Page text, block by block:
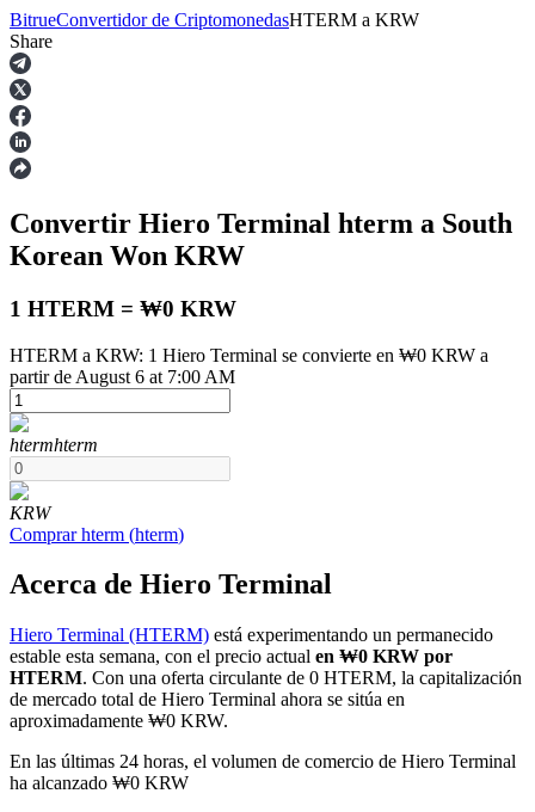
Futuros
Futuros del USDT
Futuros COIN-M
Futuros de criptomonedas
TradFi
BitrueConvertidor de CriptomonedasHTERM a KRW
Share
Convertir Hiero Terminal hterm a South
Korean Won KRW
1 HTERM = ₩0 KRW
HTERM a KRW: 1 Hiero Terminal se convierte en ₩0 KRW a
partir de August 6 at 7:00 AM
htermhterm
KRW
Comprar hterm (hterm)
Acerca de Hiero Terminal
Hiero Terminal (HTERM) está experimentando un permanecido
estable esta semana, con el precio actual en ₩0 KRW por
HTERM. Con una oferta circulante de 0 HTERM, la capitalización
de mercado total de Hiero Terminal ahora se sitúa en
aproximadamente ₩0 KRW.
En las últimas 24 horas, el volumen de comercio de Hiero Terminal
ha alcanzado ₩0 KRW